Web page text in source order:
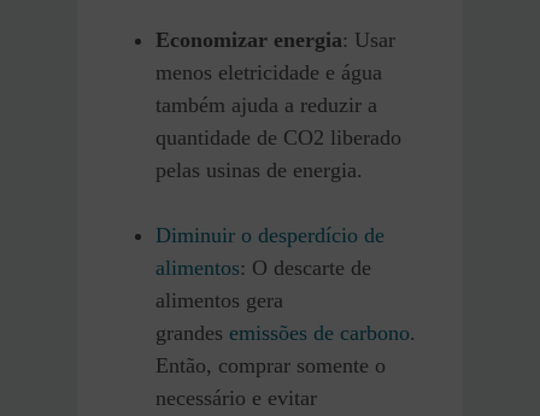
Economizar energia: Usar
menos eletricidade e água
também ajuda a reduzir a
quantidade de CO2 liberado
pelas usinas de energia.
Diminuir o desperdício de
alimentos: O descarte de
alimentos gera
grandes emissões de carbono.
Então, comprar somente o
necessário e evitar